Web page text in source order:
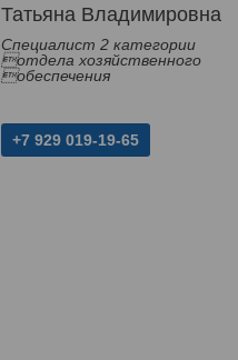
Татьяна Владимировна
Специалист 2 категории
отдела хозяйственного
обеспечения
+7 929 019-19-65